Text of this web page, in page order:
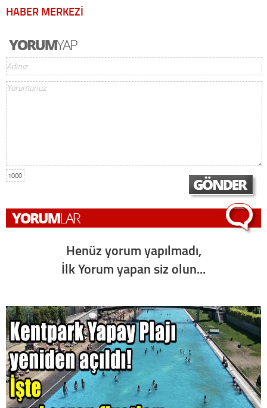
HABER MERKEZİ
1000
Henüz yorum yapılmadı,
İlk Yorum yapan siz olun...